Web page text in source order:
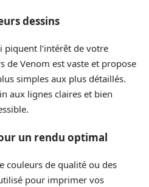
dessins
piquent l’intérêt de votre
de Venom est vaste et propose
simples aux plus détaillés.
aux lignes claires et bien
un rendu optimal
couleurs de qualité ou des
pour imprimer vos